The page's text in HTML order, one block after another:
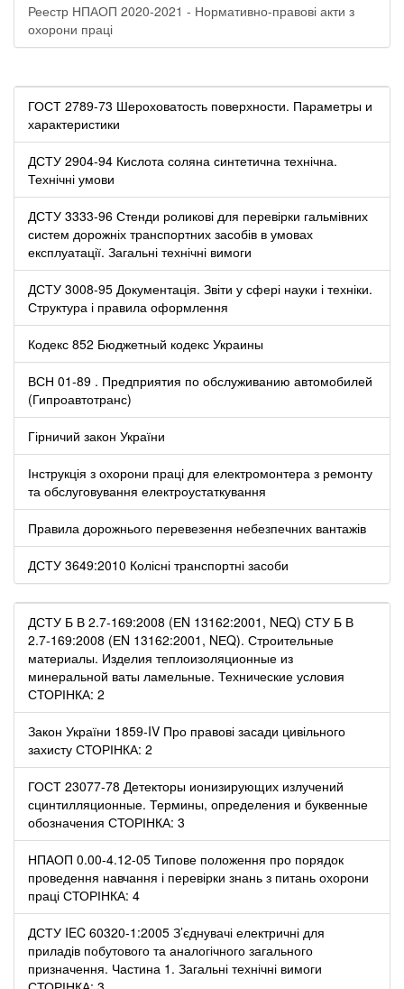
Реестр НПАОП 2020-2021 - Нормативно-правові акти з
охорони праці
ГОСТ 2789-73 Шероховатость поверхности. Параметры и
характеристики
ДСТУ 2904-94 Кислота соляна синтетична технічна.
Технічні умови
ДСТУ 3333-96 Стенди роликові для перевірки гальмівних
систем дорожніх транспортних засобів в умовах
експлуатації. Загальні технічні вимоги
ДСТУ 3008-95 Документація. Звіти у сфері науки і техніки.
Структура і правила оформлення
Кодекс 852 Бюджетный кодекс Украины
ВСН 01-89 . Предприятия по обслуживанию автомобилей
(Гипроавтотранс)
Гірничий закон України
Інструкція з охорони праці для електромонтера з ремонту
та обслуговування електроустаткування
Правила дорожнього перевезення небезпечних вантажів
ДСТУ 3649:2010 Колісні транспортні засоби
ДСТУ Б В 2.7-169:2008 (ЕN 13162:2001, NЕQ) СТУ Б В
2.7-169:2008 (ЕN 13162:2001, NЕQ). Строительные
материалы. Изделия теплоизоляционные из
минеральной ваты ламельные. Технические условия
СТОРІНКА: 2
Закон України 1859-IV Про правові засади цивільного
захисту СТОРІНКА: 2
ГОСТ 23077-78 Детекторы ионизирующих излучений
сцинтилляционные. Термины, определения и буквенные
обозначения СТОРІНКА: 3
НПАОП 0.00-4.12-05 Типове положення про порядок
проведення навчання і перевірки знань з питань охорони
праці СТОРІНКА: 4
ДСТУ IEC 60320-1:2005 З’єднувачі електричні для
приладів побутового та аналогічного загального
призначення. Частина 1. Загальні технічні вимоги